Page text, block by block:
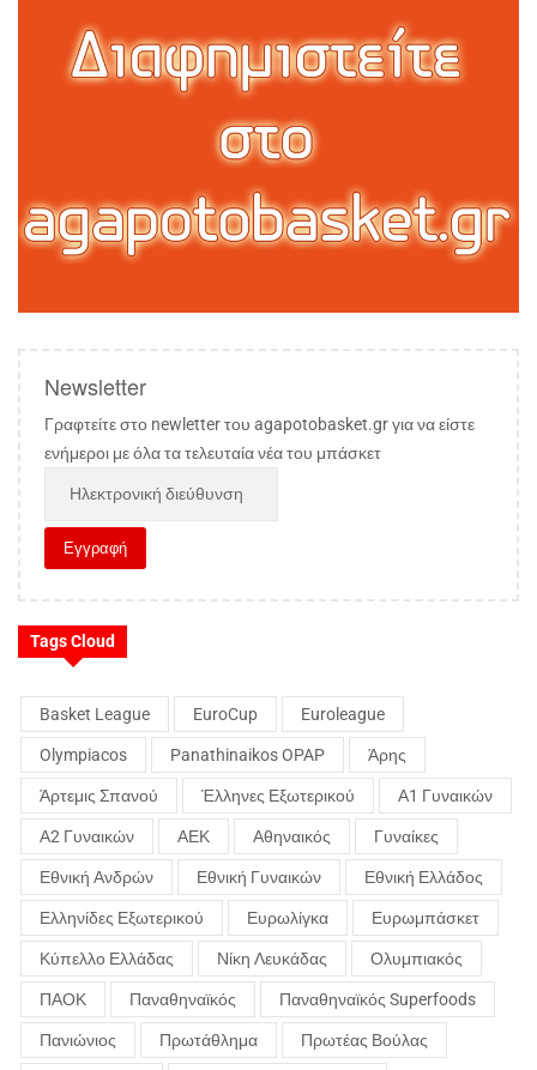
Newsletter
Γραφτείτε στο newletter του agapotobasket.gr για να είστε
ενήμεροι με όλα τα τελευταία νέα του μπάσκετ
Tags Cloud
Basket League EuroCup Euroleague
Olympiacos Panathinaikos OPAP Άρης
Άρτεμις Σπανού Έλληνες Εξωτερικού Α1 Γυναικών
Α2 Γυναικών ΑΕΚ Αθηναικός Γυναίκες
Εθνική Ανδρών Εθνική Γυναικών Εθνική Ελλάδος
Ελληνίδες Εξωτερικού Ευρωλίγκα Ευρωμπάσκετ
Κύπελλο Ελλάδας Νίκη Λευκάδας Ολυμπιακός
ΠΑΟΚ Παναθηναϊκός Παναθηναϊκός Superfoods
Πανιώνιος Πρωτάθλημα Πρωτέας Βούλας